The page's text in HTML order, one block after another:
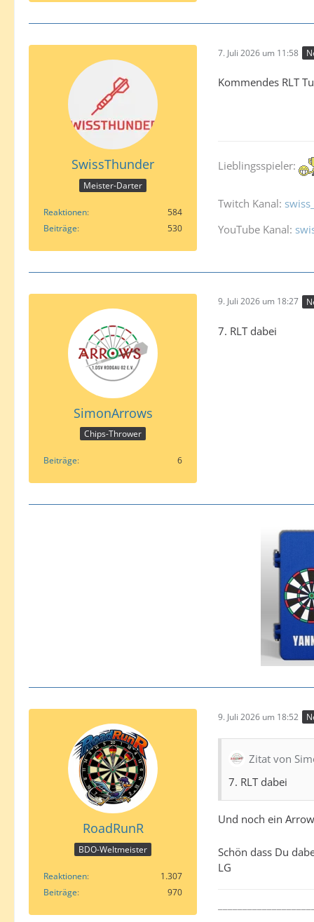
SwissThunder
Meister-Darter
Reaktionen
584
Beiträge
530
7. Juli 2026 um 11:58
Kommendes RLT
Lieblingsspieler:
Twitch Kanal:
YouTube Kanal:
SimonArrows
Chips-Thrower
Beiträge 6
9. Juli 2026 um 18:27
7. RLT dabei
RoadRunR
BDO-Weltmeister
Reaktionen
1.307
Beiträge
970
9. Juli 2026 um 18:52
Zitat von
7. RLT dabei
Und noch ein
Schön dass Du
LG